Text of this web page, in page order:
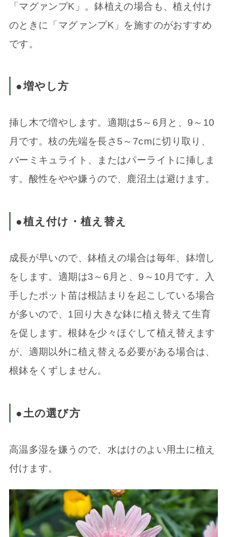
「マグァンプK」。鉢植えの場合も、植え付け
のときに「マグァンプK」を施すのがおすすめ
です。
●増やし方
挿し木で増やします。適期は5～6月と、9～10
月です。枝の先端を長さ5～7cmに切り取り、
バーミキュライト、またはパーライトに挿しま
す。酸性をやや嫌うので、鹿沼土は避けます。
●植え付け・植え替え
成長が早いので、鉢植えの場合は毎年、鉢増し
をします。適期は3～6月と、9～10月です。入
手したポット苗は根詰まりを起こしている場合
が多いので、1回り大きな鉢に植え替えて生育
を促します。根鉢を少々ほぐして植え替えます
が、適期以外に植え替える必要がある場合は、
根鉢をくずしません。
●土の選び方
高温多湿を嫌うので、水はけのよい用土に植え
付けます。